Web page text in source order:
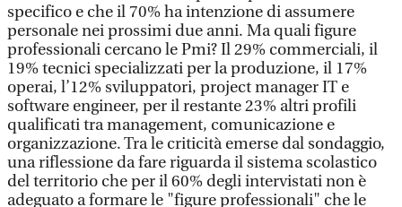
specifico e che il 70% ha intenzione di assumere
personale nei prossimi due anni. Ma quali figure
professionali cercano le Pmi? Il 29% commerciali, il
19% tecnici specializzati per la produzione, il 17%
operai, l’12% sviluppatori, project manager IT e
software engineer, per il restante 23% altri profili
qualificati tra management, comunicazione e
organizzazione. Tra le criticità emerse dal sondaggio,
una riflessione da fare riguarda il sistema scolastico
del territorio che per il 60% degli intervistati non è
adeguato a formare le "figure professionali" che le